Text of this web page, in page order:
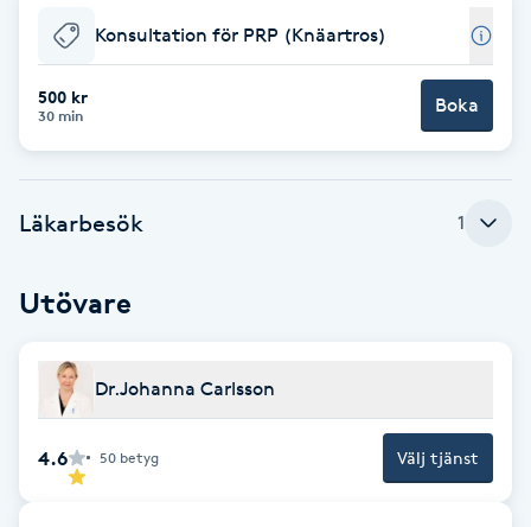
Babylights
Balayage
Bambumassage
Barnklippning
Bottenfärg
Konsultation för PRP (Knäartros)
500 kr
30 min Boka
Läkarbesök 1
Utövare
Dr.Johanna Carlsson
4.6 50 betyg Välj tjänst